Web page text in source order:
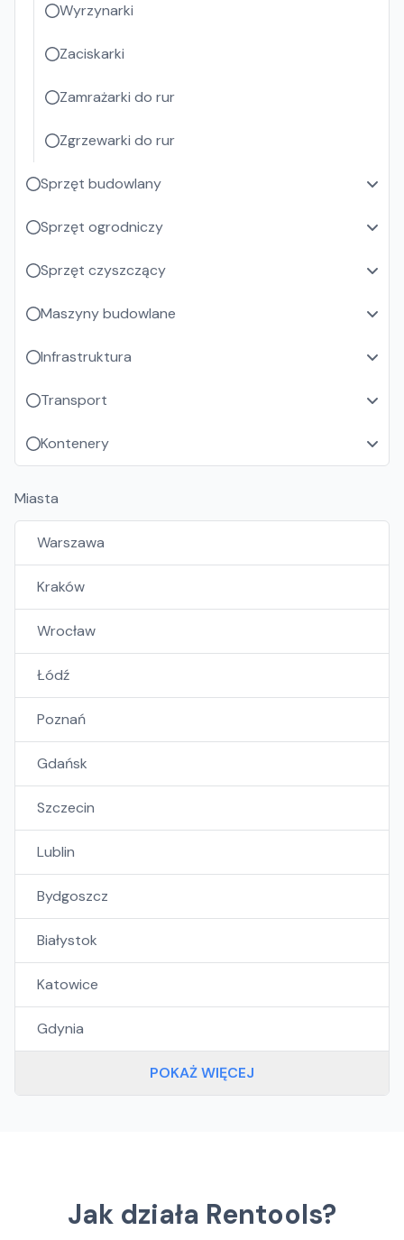
Wyrzynarki
Zaciskarki
Zamrażarki do rur
Zgrzewarki do rur
Sprzęt budowlany
Sprzęt ogrodniczy
Sprzęt czyszczący
Maszyny budowlane
Infrastruktura
Transport
Kontenery
Miasta
Warszawa
Kraków
Wrocław
Łódź
Poznań
Gdańsk
Szczecin
Lublin
Bydgoszcz
Białystok
Katowice
Gdynia
POKAŻ WIĘCEJ
Jak działa Rentools?